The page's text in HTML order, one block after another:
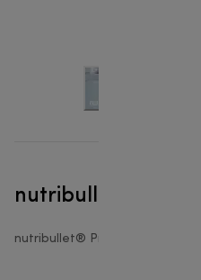
nutribullet® Pro
nutribullet® Pro 900